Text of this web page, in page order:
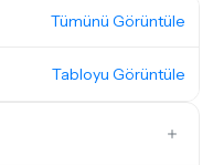
Tümünü Görüntüle
Tabloyu Görüntüle